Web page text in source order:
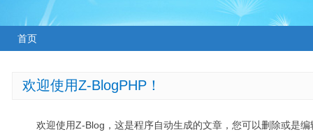
首页
欢迎使用Z-BlogPHP！
欢迎使用Z-Blog，这是程序自动生成的文章，您可以删除或是编